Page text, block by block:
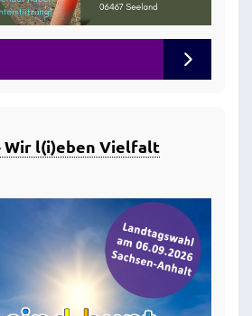
Wir l(i)eben Vielfalt